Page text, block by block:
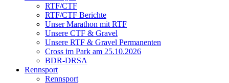
RTF/CTF
RTF/CTF Berichte
Unser Marathon mit RTF
Unsere CTF & Gravel
Unsere RTF & Gravel Permanenten
Cross im Park am 25.10.2026
BDR-DRSA
Rennsport
Rennsport